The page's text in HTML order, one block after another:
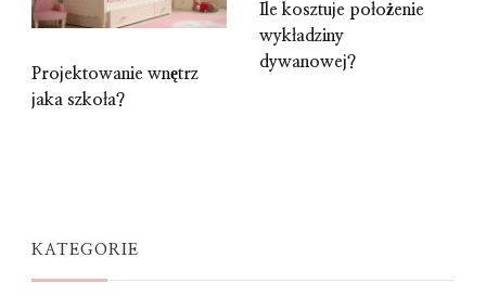
Projektowanie wnętrz
jaka szkoła?
Ile kosztuje położenie
wykładziny
dywanowej?
KATEGORIE